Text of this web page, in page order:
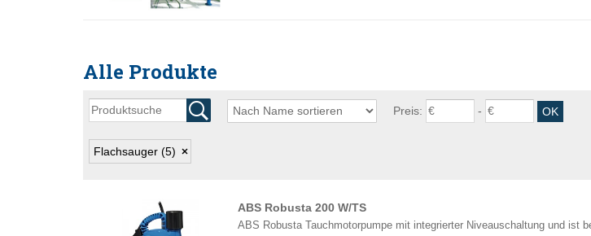
Alle Produkte
Preis: -
Flachsauger (5)
ABS Robusta 200 W/TS
ABS Robusta Tauchmotorpumpe mit integrierter Niveauschaltung und ist